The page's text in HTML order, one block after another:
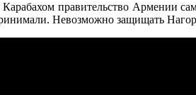
правительство Армении
Невозможно защищать